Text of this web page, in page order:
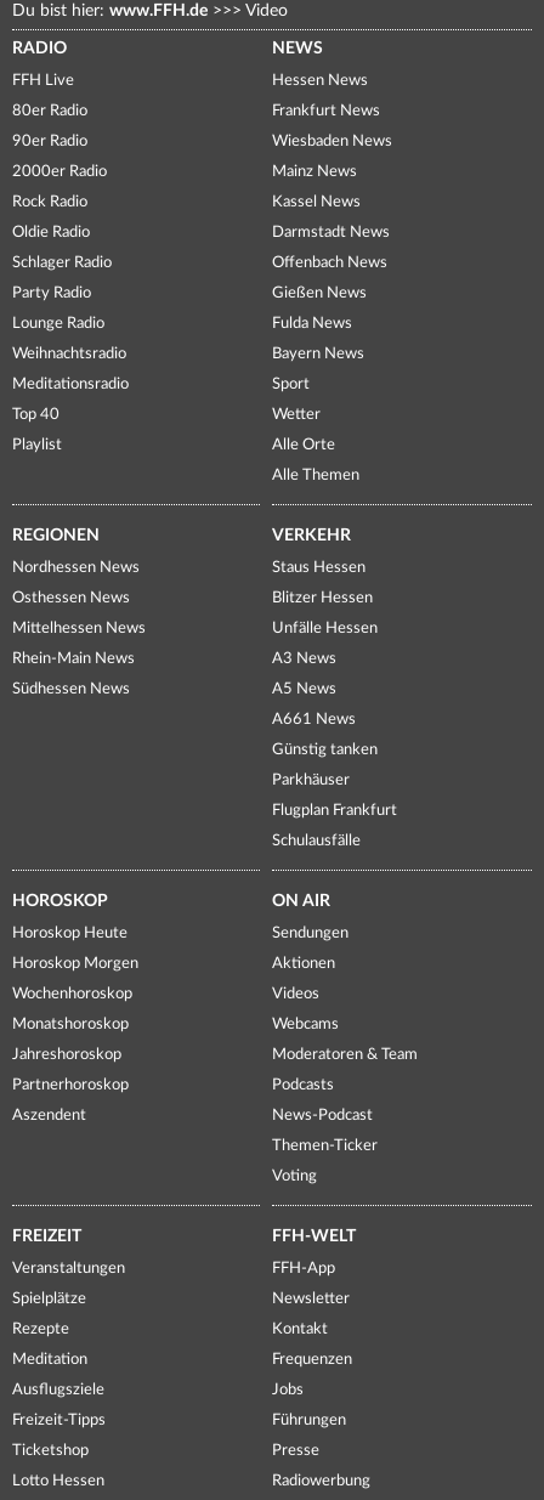
Du bist hier: www.FFH.de >>> Video
RADIO
FFH Live
80er Radio
90er Radio
2000er Radio
Rock Radio
Oldie Radio
Schlager Radio
Party Radio
Lounge Radio
Weihnachtsradio
Meditationsradio
Top 40
Playlist
NEWS
Hessen News
Frankfurt News
Wiesbaden News
Mainz News
Kassel News
Darmstadt News
Offenbach News
Gießen News
Fulda News
Bayern News
Sport
Wetter
Alle Orte
Alle Themen
REGIONEN
Nordhessen News
Osthessen News
Mittelhessen News
Rhein-Main News
Südhessen News
VERKEHR
Staus Hessen
Blitzer Hessen
Unfälle Hessen
A3 News
A5 News
A661 News
Günstig tanken
Parkhäuser
Flugplan Frankfurt
Schulausfälle
HOROSKOP
Horoskop Heute
Horoskop Morgen
Wochenhoroskop
Monatshoroskop
Jahreshoroskop
Partnerhoroskop
Aszendent
ON AIR
Sendungen
Aktionen
Videos
Webcams
Moderatoren & Team
Podcasts
News-Podcast
Themen-Ticker
Voting
FREIZEIT
Veranstaltungen
Spielplätze
Rezepte
Meditation
Ausflugsziele
Freizeit-Tipps
Ticketshop
Lotto Hessen
FFH-WELT
FFH-App
Newsletter
Kontakt
Frequenzen
Jobs
Führungen
Presse
Radiowerbung